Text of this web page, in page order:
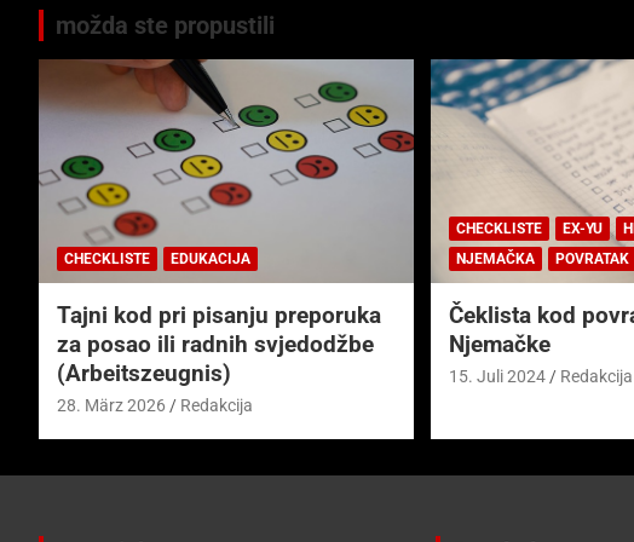
možda ste propustili
CHECKLISTE EDUKACIJA
Tajni kod pri pisanju preporuka
za posao ili radnih svjedodžbe
(Arbeitszeugnis)
28. März 2026 Redakcija
CHECKLISTE EX-YU
NJEMAČKA
POVRATAK
Čeklista kod
Njemačke
15. Juli 2024 Redakcija